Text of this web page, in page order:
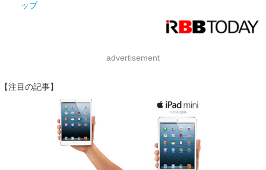
ップ
advertisement
【注目の記事】